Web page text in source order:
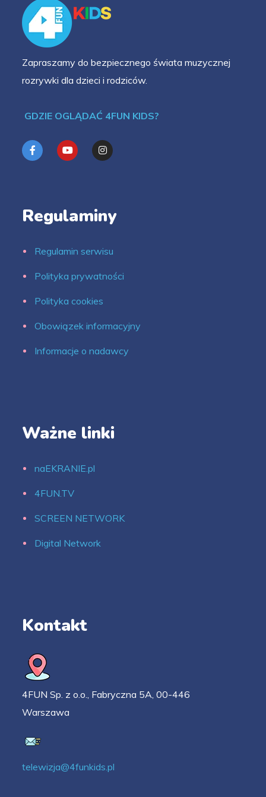
Zapraszamy do bezpiecznego świata muzycznej
rozrywki dla dzieci i rodziców.
GDZIE OGLĄDAĆ 4FUN KIDS?
Regulaminy
Regulamin serwisu
Polityka prywatności
Polityka cookies
Obowiązek informacyjny
Informacje o nadawcy
Ważne linki
naEKRANIE.pl
4FUN.TV
SCREEN NETWORK
Digital Network
Kontakt
4FUN Sp. z o.o., Fabryczna 5A, 00-446
Warszawa
telewizja@4funkids.pl